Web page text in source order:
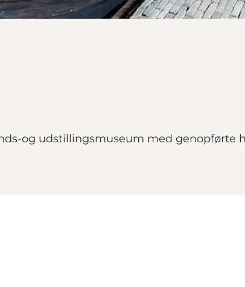
og udstillingsmuseum med genopførte